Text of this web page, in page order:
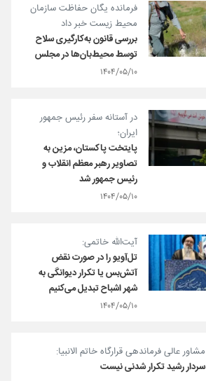
فرمانده یگان حفاظت سازمان
محیط زیست خبر داد
بررسی قانون به‌کارگیری سلاح
توسط محیط‌بان‌ها در مجلس
۱۴۰۴/۰۵/۱۰
در آستانه سفر رئیس جمهور
ایران؛
پایتخت پاکستان، مزین به
تصاویر رهبر معظم انقلاب و
رئیس جمهور شد
۱۴۰۴/۰۵/۱۰
آیت‌الله خاتمی:
تل‌آویو را در صورت نقض
آتش‌بس یا تکرار دیوانگی به
شهر اشباح تبدیل می‌کنیم
۱۴۰۴/۰۵/۱۰
مشاور عالی فرماندهی قرارگاه خاتم الانبیا:
سردار رشید تکرار شدنی نیست